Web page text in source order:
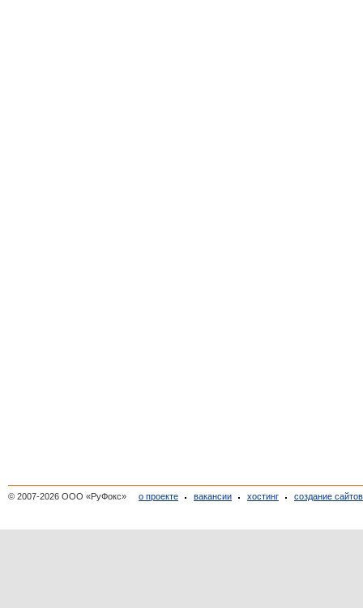
© 2007-2026 ООО «РуФокс» о проекте вакансии хостинг создание сайтов